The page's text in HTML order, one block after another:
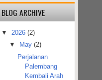
BLOG ARCHIVE
▼2026(2)
▼
May (2)
Perjalanan
Palembang
Kembali Arah